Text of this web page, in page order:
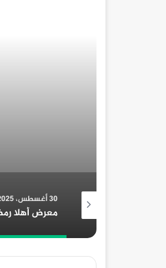
معرض أهلا رمضان 2024 في محافظة قنا: دليل شامل
30 أغسطس، 2025